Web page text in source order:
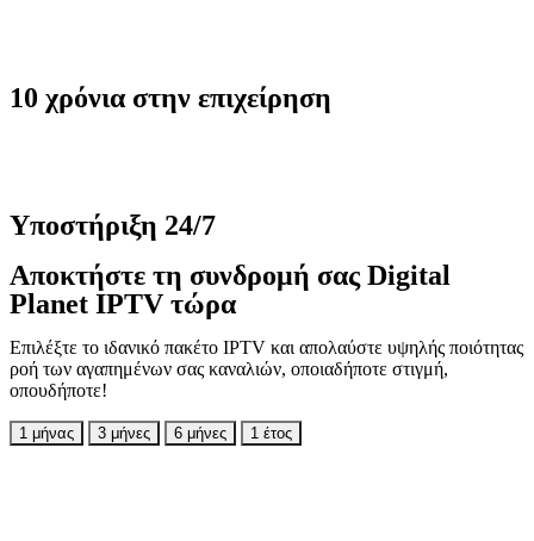
10 χρόνια στην επιχείρηση
Υποστήριξη 24/7
Αποκτήστε τη συνδρομή σας Digital
Planet IPTV τώρα
Επιλέξτε το ιδανικό πακέτο IPTV και απολαύστε υψηλής ποιότητας
ροή των αγαπημένων σας καναλιών, οποιαδήποτε στιγμή,
οπουδήποτε!
1 μήνας 3 μήνες 6 μήνες 1 έτος